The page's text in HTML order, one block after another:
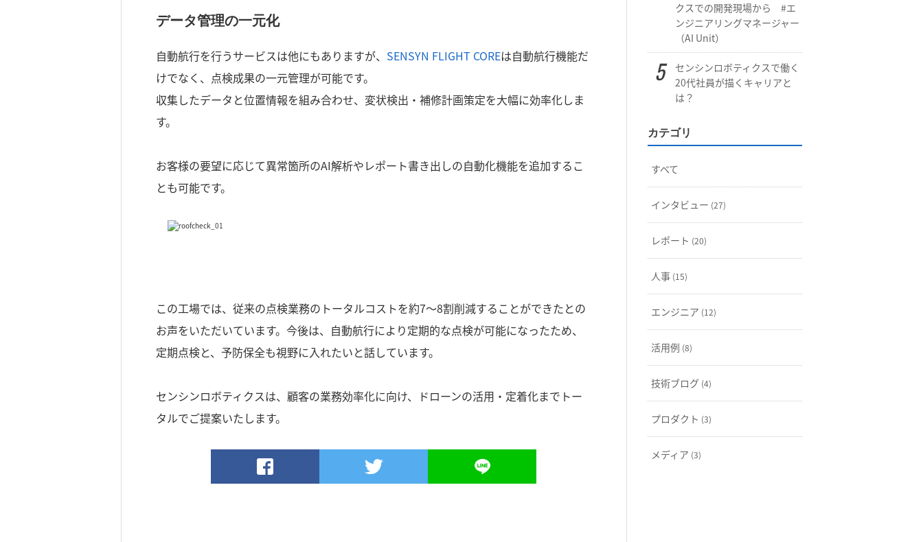
データ管理の一元化
自動航行を行うサービスは他にもありますが、 SENSYN FLIGHT COREは自動航行機能だ
けでなく、点検成果の一元管理が可能です。
収集したデータと位置情報を組み合わせ、変状検出・補修計画策定を大幅に効率化しま
す。
お客様の要望に応じて異常箇所のAI解析やレポート書き出しの自動化機能を追加するこ
とも可能です。
この工場では、従来の点検業務のトータルコストを約7～8割削減することができたとの
お声をいただいています。今後は、自動航行により定期的な点検が可能になったため、
定期点検と、予防保全も視野に入れたいと話しています。
センシンロボティクスは、顧客の業務効率化に向け、ドローンの活用・定着化までトー
タルでご提案いたします。
クスでの開発現場から #エ
ンジニアリングマネージャー
（AI Unit）
センシンロボティクスで働く
20代社員が描くキャリアと
は？
カテゴリ
すべて
インタビュー (27)
レポート (20)
人事 (15)
エンジニア (12)
活用例 (8)
技術ブログ (4)
プロダクト (3)
メディア (3)